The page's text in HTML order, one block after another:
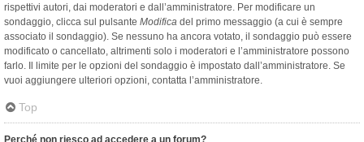
rispettivi autori, dai moderatori e dall’amministratore. Per modificare un
sondaggio, clicca sul pulsante Modifica del primo messaggio (a cui è sempre
associato il sondaggio). Se nessuno ha ancora votato, il sondaggio può essere
modificato o cancellato, altrimenti solo i moderatori e l’amministratore possono
farlo. Il limite per le opzioni del sondaggio è impostato dall’amministratore. Se
vuoi aggiungere ulteriori opzioni, contatta l’amministratore.
Top
Perché non riesco ad accedere a un forum?